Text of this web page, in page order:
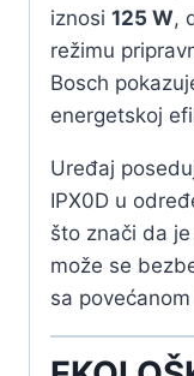
iznosi 125 W,
režimu
Bosch
energetskoj
Uređaj
IPX0D u
što znači da
može se
sa